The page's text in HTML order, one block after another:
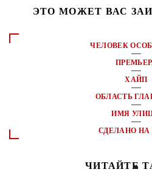
ЭТО МОЖЕТ ВАС
ЧЕЛОВЕК
ХАЙП
ОБЛАСТЬ
ИМЯ
СДЕЛАНО НА
ЧИТАЙТЕ